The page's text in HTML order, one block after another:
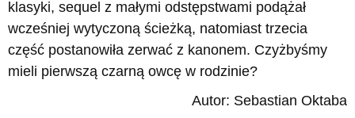
klasyki, sequel z małymi odstępstwami podążał
wcześniej wytyczoną ścieżką, natomiast trzecia
część postanowiła zerwać z kanonem. Czyżbyśmy
mieli pierwszą czarną owcę w rodzinie?
Autor: Sebastian Oktaba